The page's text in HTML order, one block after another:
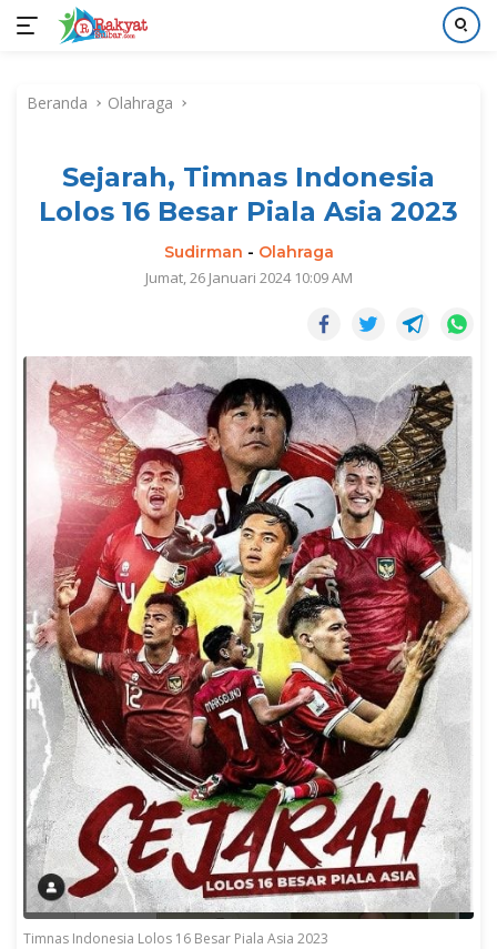
kontenBeranda Olahraga
Sejarah, Timnas Indonesia
Lolos 16 Besar Piala Asia 2023
Sudirman - Olahraga
Jumat, 26 Januari 2024 10:09 AM
Timnas Indonesia Lolos 16 Besar Piala Asia 2023